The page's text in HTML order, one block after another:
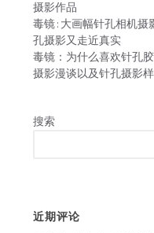
摄影作品
毒镜:大画幅针孔相机摄
孔摄影又走近真实
毒镜：为什么喜欢针孔
摄影漫谈以及针孔摄影
搜索
近期评论